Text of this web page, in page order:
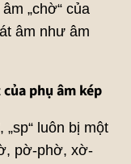
„chờ“ của
âm như âm
phụ âm kép
„sp“ luôn bị một
pờ-phờ, xờ-